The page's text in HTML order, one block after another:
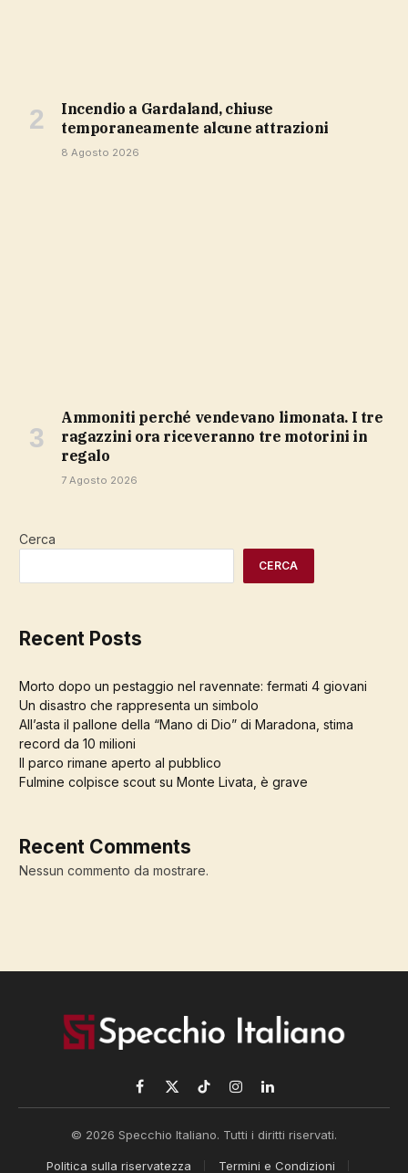
Incendio a Gardaland, chiuse
temporaneamente alcune attrazioni
8 Agosto 2026
Ammoniti perché vendevano limonata. I tre
ragazzini ora riceveranno tre motorini in
regalo
7 Agosto 2026
Cerca
CERCA
Recent Posts
Morto dopo un pestaggio nel ravennate: fermati 4 giovani
Un disastro che rappresenta un simbolo
All’asta il pallone della “Mano di Dio” di Maradona, stima
record da 10 milioni
Il parco rimane aperto al pubblico
Fulmine colpisce scout su Monte Livata, è grave
Recent Comments
Nessun commento da mostrare.
Facebook
X
TikTokInstagramLinkedIn
© 2026 Specchio Italiano. Tutti i diritti riservati.
Politica sulla riservatezza Termini e Condizioni